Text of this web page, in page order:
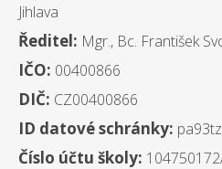
Jihlava
Ředitel: Mgr., Bc. František
IČO: 00400866
DIČ: CZ00400866
ID datové schránky:
Číslo účtu školy: